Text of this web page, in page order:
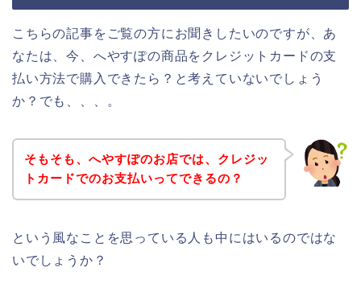
こちらの記事をご覧の方にお聞きしたいのですが、あ
なたは、今、へやすぽの商品をクレジットカードの支
払い方法で購入できたら？と考えていないでしょう
か？でも、、、。
そもそも、へやすぽのお店では、クレジッ
トカードでのお支払いってできるの？
という風なことを思っている人も中にはいるのではな
いでしょうか？